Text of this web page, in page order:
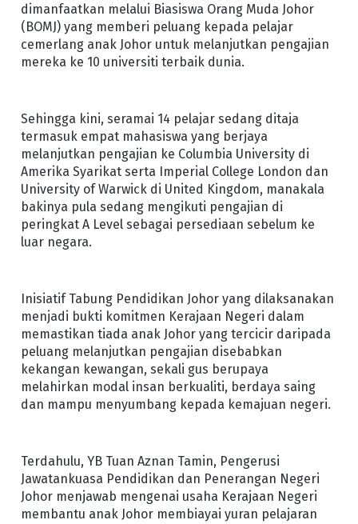
dimanfaatkan melalui Biasiswa Orang Muda Johor
(BOMJ) yang memberi peluang kepada pelajar
cemerlang anak Johor untuk melanjutkan pengajian
mereka ke 10 universiti terbaik dunia.
Sehingga kini, seramai 14 pelajar sedang ditaja
termasuk empat mahasiswa yang berjaya
melanjutkan pengajian ke Columbia University di
Amerika Syarikat serta Imperial College London dan
University of Warwick di United Kingdom, manakala
bakinya pula sedang mengikuti pengajian di
peringkat A Level sebagai persediaan sebelum ke
luar negara.
Inisiatif Tabung Pendidikan Johor yang dilaksanakan
menjadi bukti komitmen Kerajaan Negeri dalam
memastikan tiada anak Johor yang tercicir daripada
peluang melanjutkan pengajian disebabkan
kekangan kewangan, sekali gus berupaya
melahirkan modal insan berkualiti, berdaya saing
dan mampu menyumbang kepada kemajuan negeri.
Terdahulu, YB Tuan Aznan Tamin, Pengerusi
Jawatankuasa Pendidikan dan Penerangan Negeri
Johor menjawab mengenai usaha Kerajaan Negeri
membantu anak Johor membiayai yuran pelajaran